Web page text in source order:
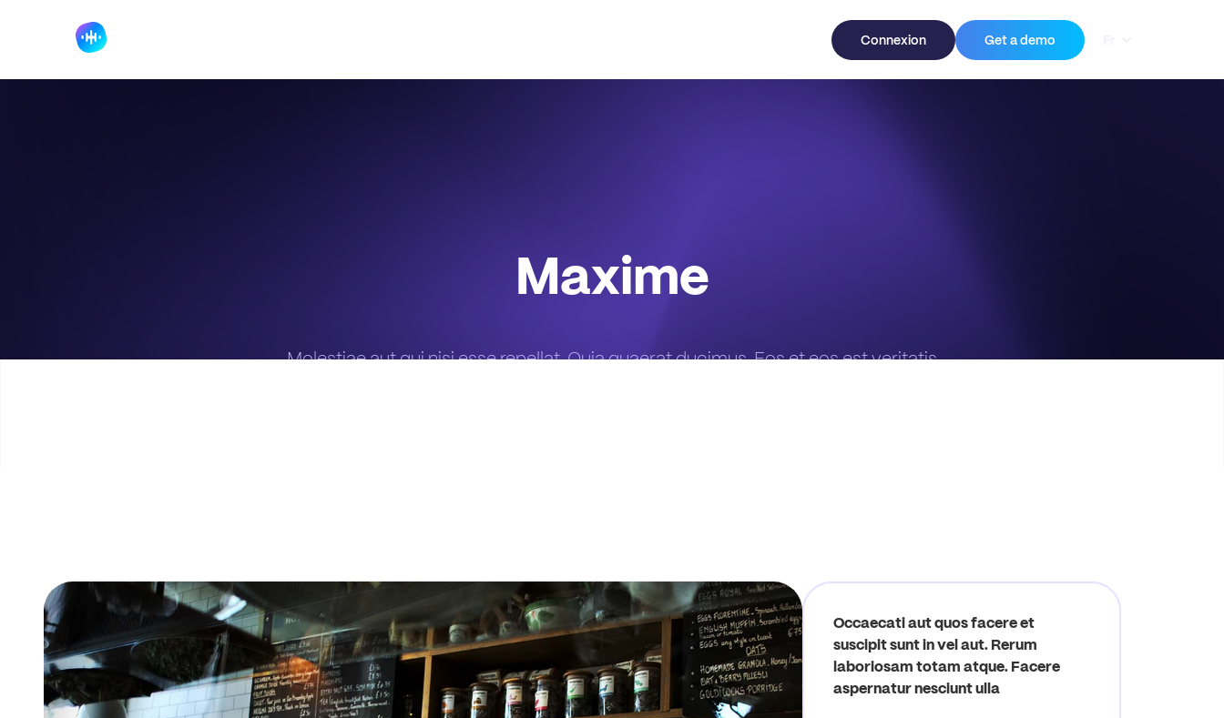
Connexion Get a demo
Maxime
Molestiae aut qui nisi esse repellat. Quia quaerat ducimus. Eos et eos est veritatis
Occaecati aut quos facere et
suscipit sunt in vel aut. Rerum
laboriosam totam atque. Facere
aspernatur nesciunt ulla